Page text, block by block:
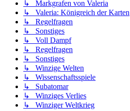
↳ Markgrafen von Valeria
↳ Valeria: Königreich der Karten
↳ Regelfragen
↳ Sonstiges
↳ Voll Dampf
↳ Regelfragen
↳ Sonstiges
↳ Winzige Welten
↳ Wissenschaftsspiele
↳ Subatomar
↳ Winziges Verlies
↳ Winziger Weltkrieg